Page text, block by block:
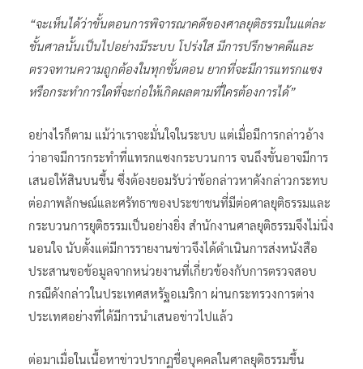
“จะเห็นได้ว่าขั้นตอนการพิจารณาคดีของศาลยุติธรรมในแต่ละ
ชั้นศาลนั้นเป็นไปอย่างมีระบบ โปร่งใส มีการปรึกษาคดีและ
ตรวจทานความถูกต้องในทุกขั้นตอน ยากที่จะมีการแทรกแซง
หรือกระทำการใดที่จะก่อให้เกิดผลตามที่ใครต้องการได้”
อย่างไรก็ตาม แม้ว่าเราจะมั่นใจในระบบ แต่เมื่อมีการกล่าวอ้าง
ว่าอาจมีการกระทำที่แทรกแซงกระบวนการ จนถึงขั้นอาจมีการ
เสนอให้สินบนขึ้น ซึ่งต้องยอมรับว่าข้อกล่าวหาดังกล่าวกระทบ
ต่อภาพลักษณ์และศรัทธาของประชาชนที่มีต่อศาลยุติธรรมและ
กระบวนการยุติธรรมเป็นอย่างยิ่ง สำนักงานศาลยุติธรรมจึงไม่นิ่ง
นอนใจ นับตั้งแต่มีการรายงานข่าวจึงได้ดำเนินการส่งหนังสือ
ประสานขอข้อมูลจากหน่วยงานที่เกี่ยวข้องกับการตรวจสอบ
กรณีดังกล่าวในประเทศสหรัฐอเมริกา ผ่านกระทรวงการต่าง
ประเทศอย่างที่ได้มีการนำเสนอข่าวไปแล้ว
ต่อมาเมื่อในเนื้อหาข่าวปรากฏชื่อบุคคลในศาลยุติธรรมขึ้น